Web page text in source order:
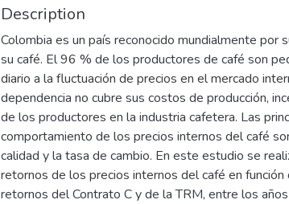
Description
Colombia es un país reconocido mundialmente por
su café. El 96 % de los productores de café son
diario a la fluctuación de precios en el mercado
dependencia no cubre sus costos de producción,
de los productores en la industria cafetera. Las
comportamiento de los precios internos del café
calidad y la tasa de cambio. En este estudio se
retornos de los precios internos del café en
retornos del Contrato C y de la TRM, entre los